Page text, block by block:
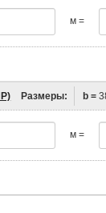
м =
Размеры: b =
м =